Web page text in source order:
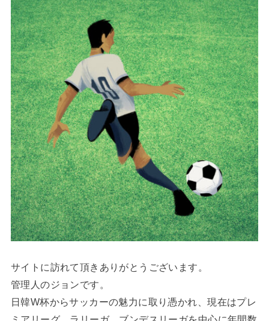
サイトに訪れて頂きありがとうございます。
管理人のジョンです。
日韓W杯からサッカーの魅力に取り憑かれ、現在はプレ